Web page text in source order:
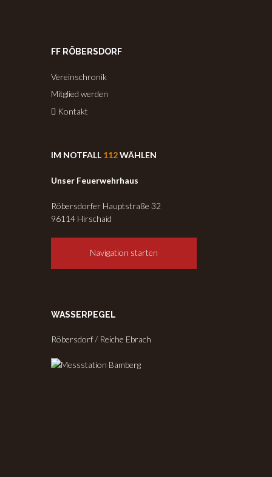
FF RÖBERSDORF
Vereinschronik
Mitglied werden
Kontakt
IM NOTFALL 112WÄHLEN
Unser Feuerwehrhaus
Röbersdorfer Hauptstraße 32
96114 Hirschaid
Navigation starten
WASSERPEGEL
Röbersdorf / Reiche Ebrach